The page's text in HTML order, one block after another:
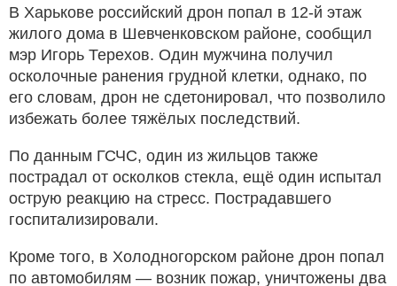
В Харькове российский дрон попал в 12-й этаж
жилого дома в Шевченковском районе, сообщил
мэр Игорь Терехов. Один мужчина получил
осколочные ранения грудной клетки, однако, по
его словам, дрон не сдетонировал, что позволило
избежать более тяжёлых последствий.
По данным ГСЧС, один из жильцов также
пострадал от осколков стекла, ещё один испытал
острую реакцию на стресс. Пострадавшего
госпитализировали.
Кроме того, в Холодногорском районе дрон попал
по автомобилям — возник пожар, уничтожены два